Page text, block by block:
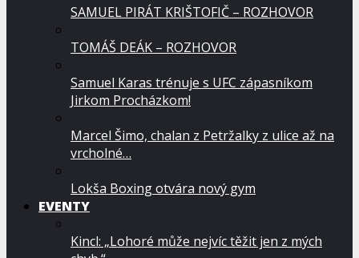
SAMUEL PIRÁT KRIŠTOFIČ – ROZHOVOR
TOMÁŠ DEÁK – ROZHOVOR
Samuel Karas trénuje s UFC zápasníkom
Jirkom Procházkom!
Marcel Šimo, chalan z Petržalky z ulice až na
vrcholné…
Lokša Boxing otvára nový gym
EVENTY
Kincl: „Lohoré může nejvíc těžit jen z mých